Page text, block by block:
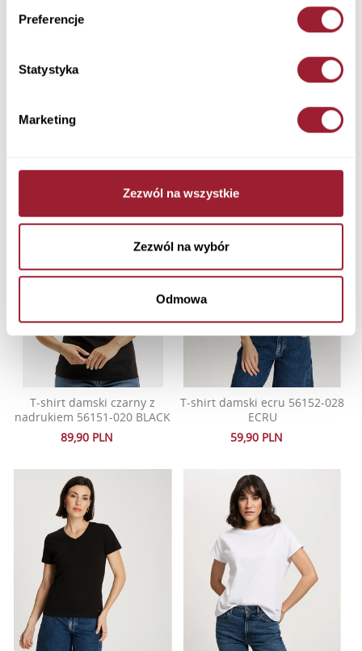
Preferencje
Statystyka
Marketing
Zezwól na wszystkie
Zezwól na wybór
Odmowa
T-shirt damski czarny z
nadrukiem 56151-020 BLACK
89,90 PLN
T-shirt damski ecru 56152-028
ECRU
59,90 PLN